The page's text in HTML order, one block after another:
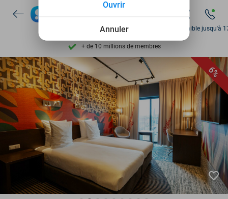
Disponible 7 jours par semaine
+ de 10 millions de membres
9,4 basé sur206 004 avis
Découvrez + de 15.000 deals
Disponible 7 jours par semaine
+ de 10 millions de membres
Disponible jusqu'à
6%
favorite_border
Annuler
Ouvrir